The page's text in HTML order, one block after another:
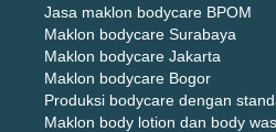
Jasa maklon bodycare BPOM
Maklon bodycare Surabaya
Maklon bodycare Jakarta
Maklon bodycare Bogor
Produksi bodycare dengan
Maklon body lotion dan body